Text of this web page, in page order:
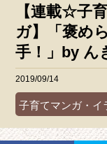
【連載☆子
ガ】「褒め
手！」by ん
2019/09/14
子育てマンガ・イ